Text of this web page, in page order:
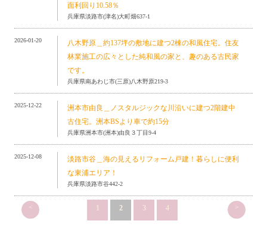
面利回り10.58％
兵庫県淡路市(津名)大町畑637-1
2026-01-20
八木野原＿約137坪の敷地に建つ2棟の和風住宅。住友
林業施工の広々とした純和風の家と、趣のある古民家
です。
兵庫県南あわじ市(三原)八木野原219-3
2025-12-22
洲本市由良＿ノスタルジックな川沿いに建つ2階建中
古住宅。洲本BSより車で約15分
兵庫県洲本市(洲本)由良３丁目9-4
2025-12-08
淡路市谷＿海の見えるリフォーム戸建！暮らしに便利
な東浦エリア！
兵庫県淡路市谷442-2
< 1 2 3 4 >